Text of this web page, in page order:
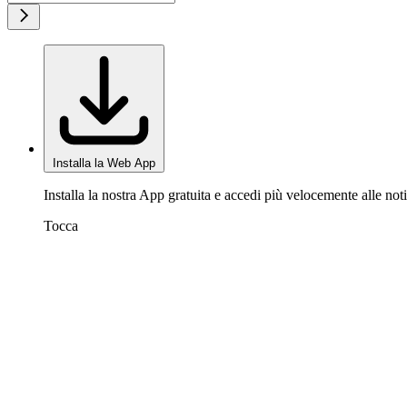
Installa la Web App
Installa la nostra App gratuita e accedi più velocemente alle
Tocca